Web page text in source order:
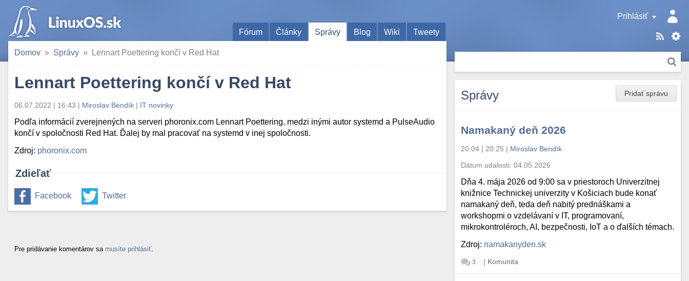
Prihlásiť
Fórum
Články Správy Blog Wiki Tweety
Domov Správy Lennart Poettering končí v Red Hat
Lennart Poettering končí v Red Hat
06.07.2022 | 16:43 | Miroslav Bendík | IT novinky
Podľa informácií zverejnených na serveri phoronix.com Lennart Poettering, medzi inými autor systemd a PulseAudio
končí v spoločnosti Red Hat. Ďalej by mal pracovať na systemd v inej spoločnosti.
Zdroj: phoronix.com
Zdieľať
Facebook Twitter
Pre pridávanie komentárov sa musíte prihlásiť
Pridať správu
Správy
Namakaný deň 2026
20.04 | 20:25 | Miroslav Bendík
Dátum udalosti:04.05.2026
Dňa 4. mája 2026 od 9:00 sa v priestoroch Univerzitnej
knižnice Technickej univerzity v Košiciach bude konať
namakaný deň, teda deň nabitý prednáškami a
workshopmi o vzdelávaní v IT, programovaní,
mikrokontroléroch, AI, bezpečnosti, IoT a o ďalších témach.
Zdroj: namakanyden.sk
3 | Komunita